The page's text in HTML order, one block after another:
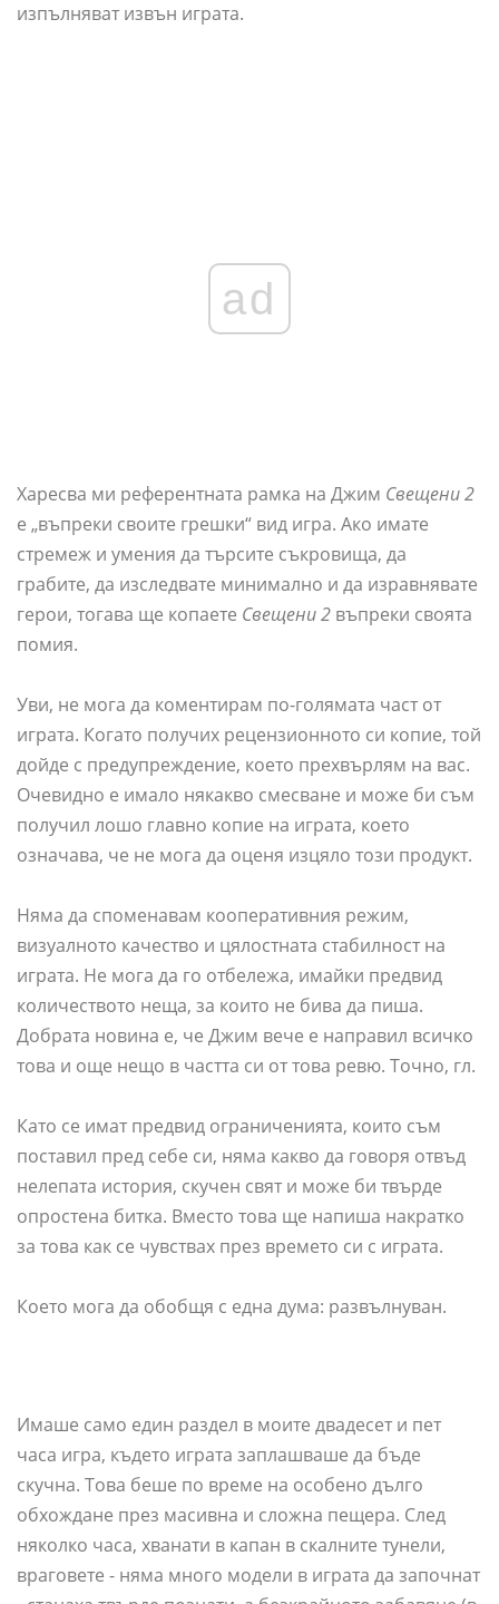
изпълняват извън играта.
ad
Харесва ми референтната рамка на Джим Свещени 2
е „въпреки своите грешки“ вид игра. Ако имате
стремеж и умения да търсите съкровища, да
грабите, да изследвате минимално и да изравнявате
герои, тогава ще копаете Свещени 2 въпреки своята
помия.
Уви, не мога да коментирам по-голямата част от
играта. Когато получих рецензионното си копие, той
дойде с предупреждение, което прехвърлям на вас.
Очевидно е имало някакво смесване и може би съм
получил лошо главно копие на играта, което
означава, че не мога да оценя изцяло този продукт.
Няма да споменавам кооперативния режим,
визуалното качество и цялостната стабилност на
играта. Не мога да го отбележа, имайки предвид
количеството неща, за които не бива да пиша.
Добрата новина е, че Джим вече е направил всичко
това и още нещо в частта си от това ревю. Точно, гл.
Като се имат предвид ограниченията, които съм
поставил пред себе си, няма какво да говоря отвъд
нелепата история, скучен свят и може би твърде
опростена битка. Вместо това ще напиша накратко
за това как се чувствах през времето си с играта.
Което мога да обобщя с една дума: развълнуван.
Имаше само един раздел в моите двадесет и пет
часа игра, където играта заплашваше да бъде
скучна. Това беше по време на особено дълго
обхождане през масивна и сложна пещера. След
няколко часа, хванати в капан в скалните тунели,
враговете - няма много модели в играта да започнат